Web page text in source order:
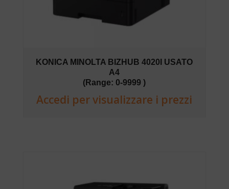
KONICA MINOLTA BIZHUB 4020I USATO
A4
(Range: 0-9999 )
Accedi per visualizzare i prezzi